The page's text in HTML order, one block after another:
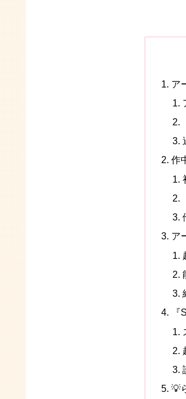
ア
作
ア
💡